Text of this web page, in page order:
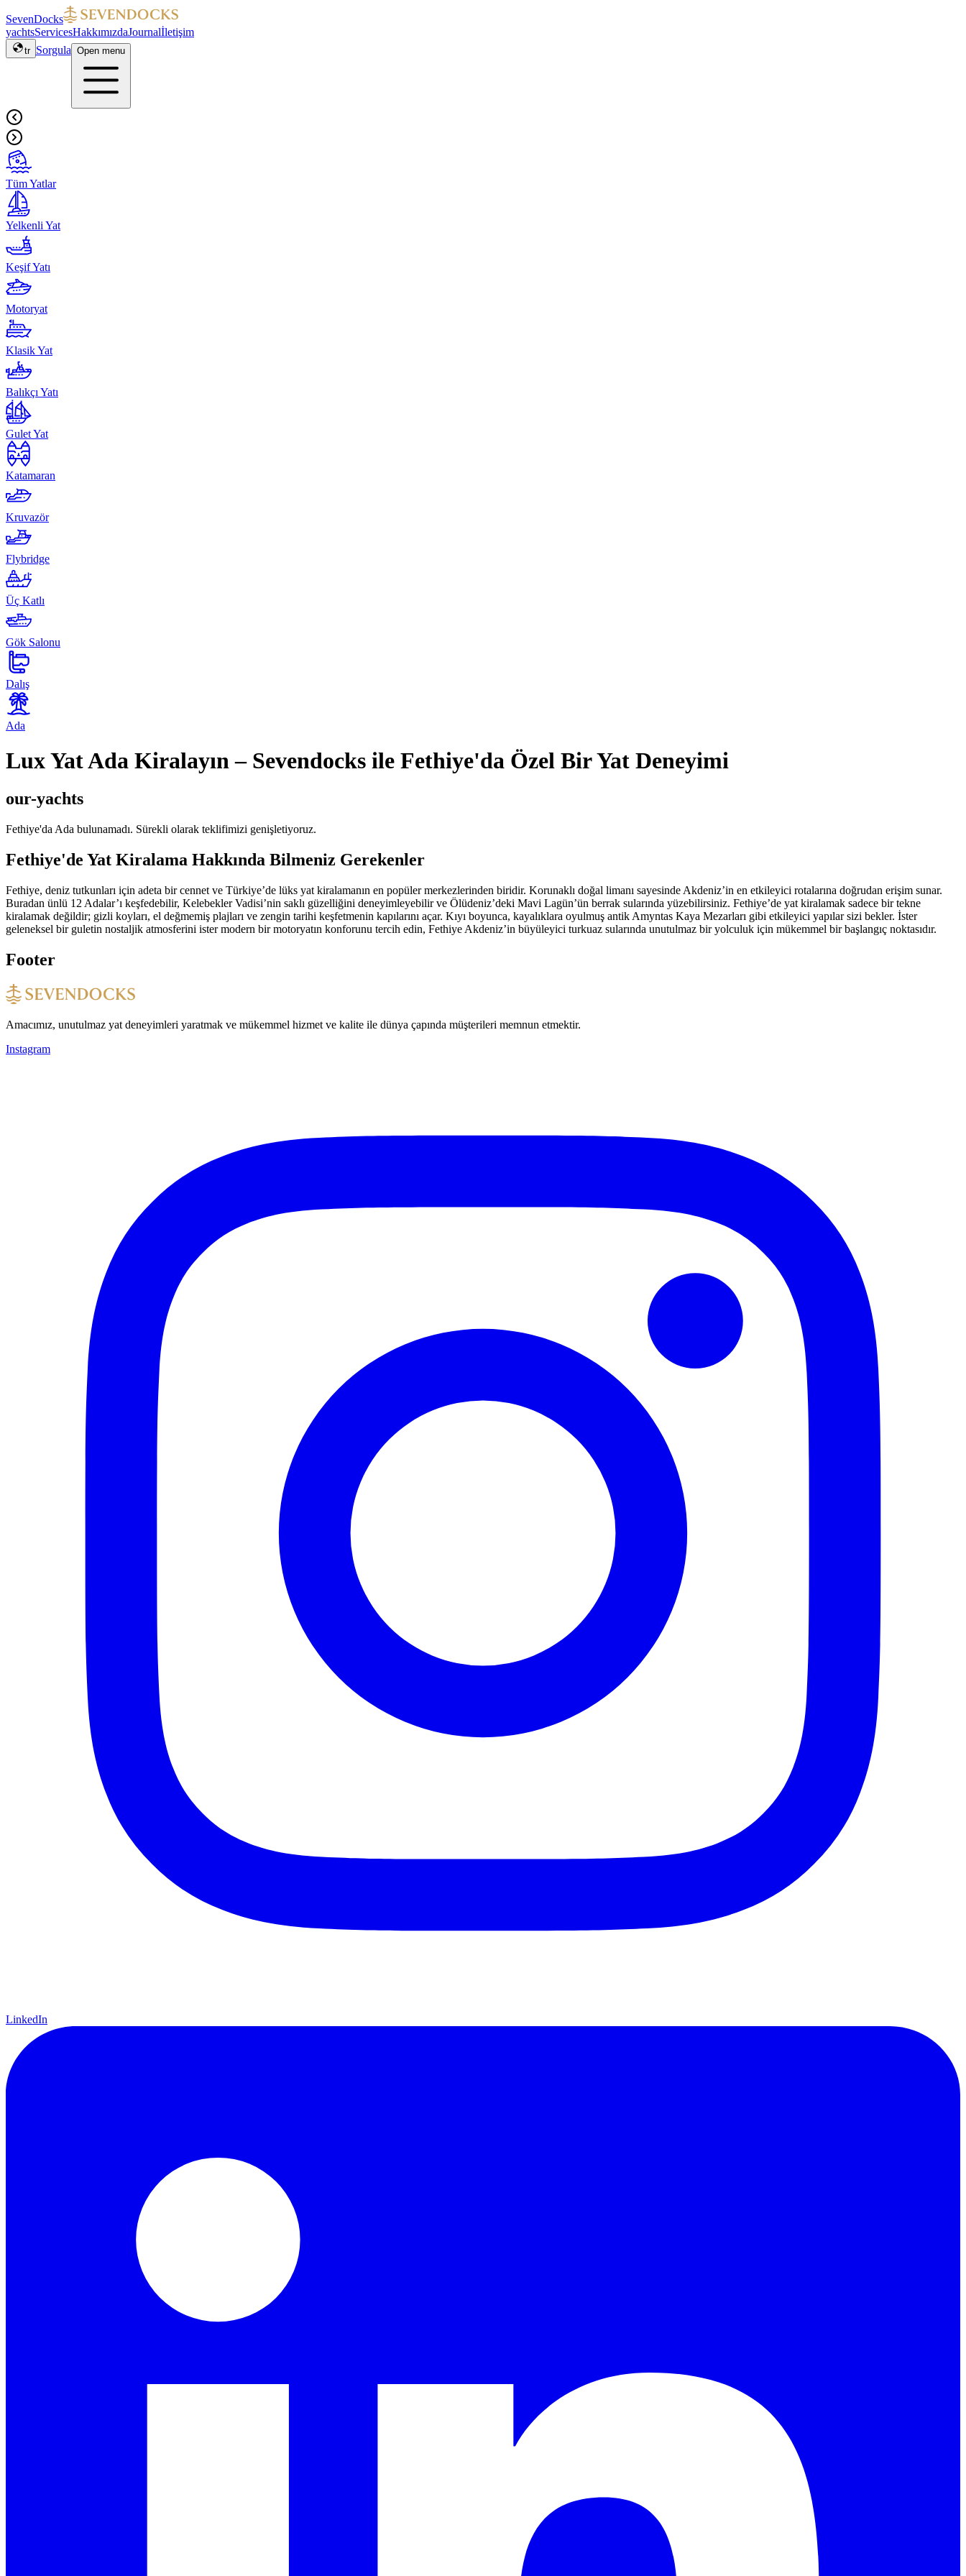
SevenDocks
yachtsServicesHakkımızdaJournalİletişim
tr Sorgula Open menu
Tüm Yatlar
Yelkenli Yat
Keşif Yatı
Motoryat
Klasik Yat
Balıkçı Yatı
Gulet Yat
Katamaran
Kruvazör
Flybridge
Üç Katlı
Gök Salonu
Dalış
Ada
Lux Yat Ada Kiralayın – Sevendocks ile Fethiye'da Özel Bir Yat Deneyimi
our-yachts
Fethiye'da Ada bulunamadı. Sürekli olarak teklifimizi genişletiyoruz.
Fethiye'de Yat Kiralama Hakkında Bilmeniz Gerekenler
Fethiye, deniz tutkunları için adeta bir cennet ve Türkiye’de lüks yat kiralamanın en popüler merkezlerinden biridir. Korunaklı doğal limanı sayesinde Akdeniz’in en etkileyici rotalarına doğrudan erişim sunar.
Buradan ünlü 12 Adalar’ı keşfedebilir, Kelebekler Vadisi’nin saklı güzelliğini deneyimleyebilir ve Ölüdeniz’deki Mavi Lagün’ün berrak sularında yüzebilirsiniz. Fethiye’de yat kiralamak sadece bir tekne
kiralamak değildir; gizli koyları, el değmemiş plajları ve zengin tarihi keşfetmenin kapılarını açar. Kıyı boyunca, kayalıklara oyulmuş antik Amyntas Kaya Mezarları gibi etkileyici yapılar sizi bekler. İster
geleneksel bir guletin nostaljik atmosferini ister modern bir motoryatın konforunu tercih edin, Fethiye Akdeniz’in büyüleyici turkuaz sularında unutulmaz bir yolculuk için mükemmel bir başlangıç noktasıdır.
Footer
Amacımız, unutulmaz yat deneyimleri yaratmak ve mükemmel hizmet ve kalite ile dünya çapında müşterileri memnun etmektir.
Instagram
LinkedIn